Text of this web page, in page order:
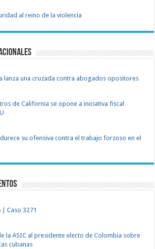
al reino de la violencia
lanza una cruzada contra abogados opositores
de California se opone a iniciativa fiscal
su ofensiva contra el trabajo forzoso en el
| Caso 3271
la ASIC al presidente electo de Colombia sobre
cubanas